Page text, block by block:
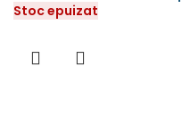
Stoc epuizat